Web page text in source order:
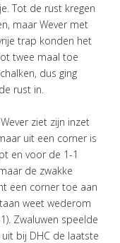
Tot de rust kregen
maar Wever met
trap konden het
twee maal toe
dus ging
rust in.
ziet zijn inzet
uit een corner is
en voor de 1-1
de zwakke
een corner toe aan
weet wederom
Zwaluwen speelde
bij DHC de laatste